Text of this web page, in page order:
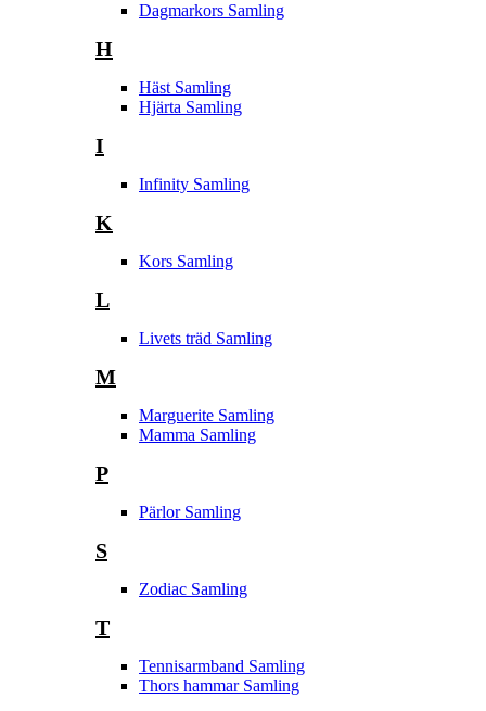
Dagmarkors Samling
H
Häst Samling
Hjärta Samling
I
Infinity Samling
K
Kors Samling
L
Livets träd Samling
M
Marguerite Samling
Mamma Samling
P
Pärlor Samling
S
Zodiac Samling
T
Tennisarmband Samling
Thors hammar Samling